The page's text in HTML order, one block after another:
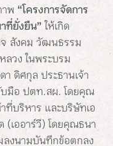
พ“โครงการจัดการ
ที่ยั่งยืน”ให้เกิด
จ สังคม วัฒนธรรม
วง ในพระบรม
ดิศกุล ประธานเจ้า
มือ ปตท.สผ. โดยคุณ
ที่บริหาร และบริษัทเอ
(เออาร์วี) โดยคุณธนา
งนามบันทึกข้อตกลง